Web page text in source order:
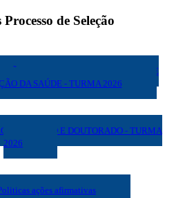
de Seleção
COMPLEMENTAR MESTRADO E
DA SAÚDE - TURMA 2026
MESTRADO E DOUTORADO - TURMA
2026
ações afirmativas